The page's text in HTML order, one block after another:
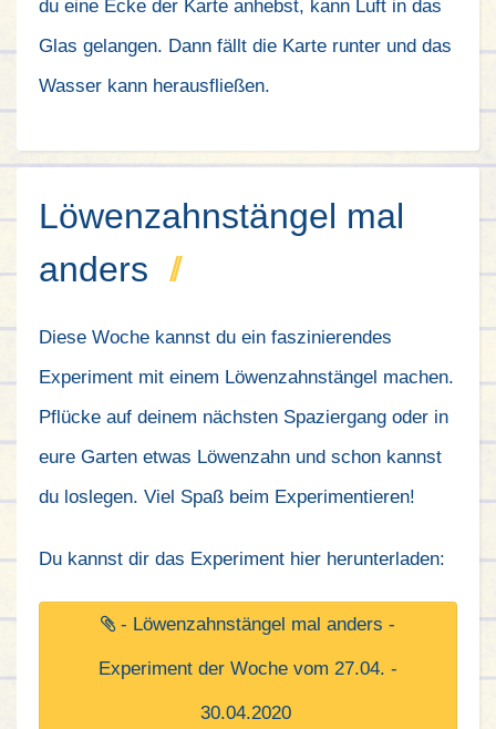
du eine Ecke der Karte anhebst, kann Luft in das
Glas gelangen. Dann fällt die Karte runter und das
Wasser kann herausfließen.
Löwenzahnstängel mal
anders
Diese Woche kannst du ein faszinierendes
Experiment mit einem Löwenzahnstängel machen.
Pflücke auf deinem nächsten Spaziergang oder in
eure Garten etwas Löwenzahn und schon kannst
du loslegen. Viel Spaß beim Experimentieren!
Du kannst dir das Experiment hier herunterladen:
- Löwenzahnstängel mal anders -
Experiment der Woche vom 27.04. -
30.04.2020